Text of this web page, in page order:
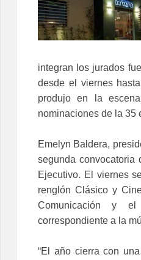
integran los jurados
desde el viernes
produjo en la
nominaciones de la 35
Emelyn Baldera,
segunda convocatoria
Ejecutivo. El viernes
renglón Clásico y
Comunicación y
correspondiente a la
“El año cierra con